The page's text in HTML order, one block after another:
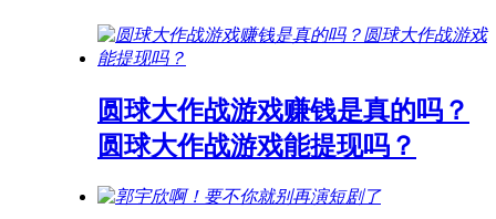
圆球大作战游戏赚钱是真的吗？
圆球大作战游戏能提现吗？